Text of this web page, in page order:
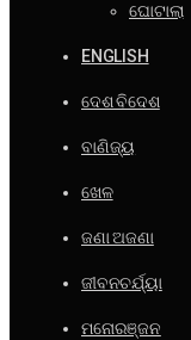
ଘୋଟାଲା
ENGLISH
ଦେଶ ବିଦେଶ
ବାଣିଜ୍ୟ
ଖେଳ
ଜଣା ଅଜଣା
ଜୀବନଚର୍ଯ୍ୟା
ମନୋରଞ୍ଜନ